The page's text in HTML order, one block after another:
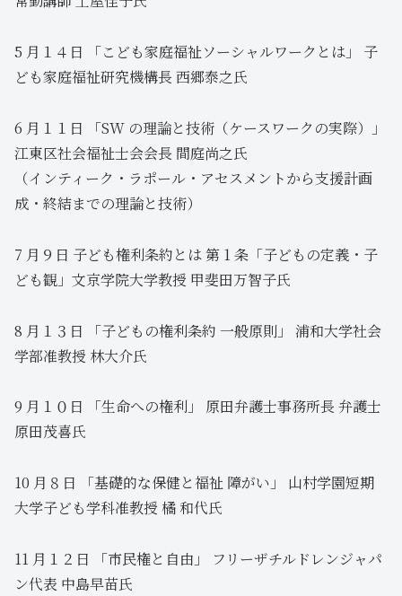
5 月１４日 「こども家庭福祉ソーシャルワークとは」 子
ども家庭福祉研究機構長 西郷泰之氏
6 月１１日 「SW の理論と技術（ケースワークの実際）」
江東区社会福祉士会会長 間庭尚之氏
（インティーク・ラポール・アセスメントから支援計画
成・終結までの理論と技術）
7 月９日 子ども権利条約とは 第 1 条「子どもの定義・子
ども観」文京学院大学教授 甲斐田万智子氏
8 月１３日 「子どもの権利条約 一般原則」 浦和大学社会
学部准教授 林大介氏
9 月１０日 「生命への権利」 原田弁護士事務所長 弁護士
原田茂喜氏
10 月８日 「基礎的な保健と福祉 障がい」 山村学園短期
大学子ども学科准教授 橘 和代氏
11 月１２日 「市民権と自由」 フリーザチルドレンジャパ
ン代表 中島早苗氏